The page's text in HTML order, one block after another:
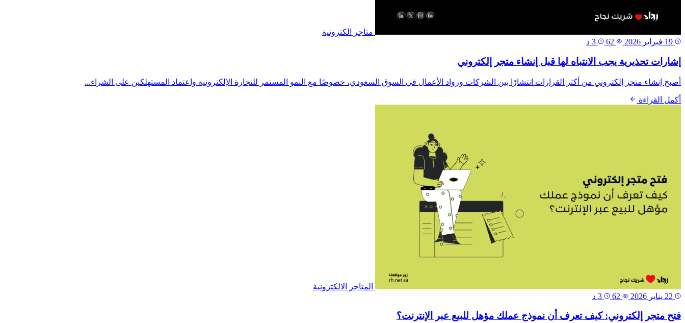
متاجر الكترونية
إشارات تحذيرية يجب الانتباه لها قبل إنشاء متجر إلكتروني
أصبح إنشاء متجر إلكتروني من أكثر القرارات انتشارًا بين الشركات ورواد الأعمال في السوق السعودي، خصوصًا مع النمو المستمر للتجارة الإلكترونية واعتماد المستهلكين على الشراء...
أكمل القراءة
المتاجر الالكترونية
فتح متجر إلكتروني: كيف تعرف أن نموذج عملك مؤهل للبيع عبر الإنترنت؟